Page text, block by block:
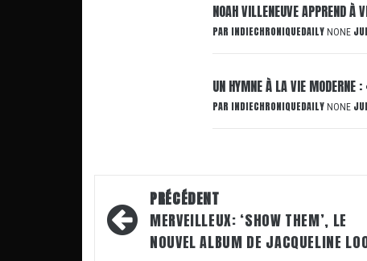
NOAH VILLENEUVE APPREND À
PAR INDIECHRONIQUEDAILY NONE
UN HYMNE À LA VIE MODERNE
PAR INDIECHRONIQUEDAILY NONE
Navigation
d’article
PRÉCÉDENT
MERVEILLEUX: ‘SHOW THEM’, LE
NOUVEL ALBUM DE JACQUELINE